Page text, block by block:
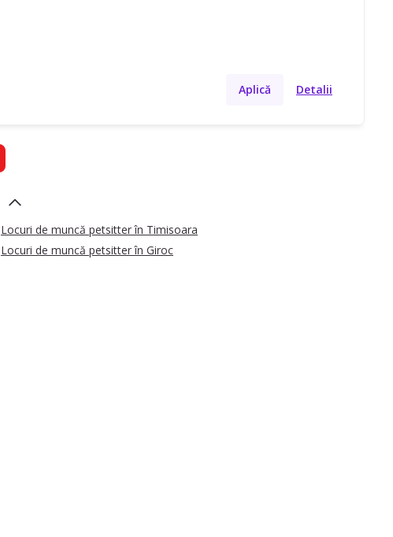
Aplică Detalii
Locuri de muncă petsitter în Timisoara
Locuri de muncă petsitter în Giroc